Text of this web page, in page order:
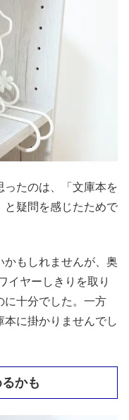
たのは、「文庫本を
と疑問を感じたためで
かもしれませんが、奥
イヤーしきりを取り
に十分でした。一方
に掛かりませんでし
かも